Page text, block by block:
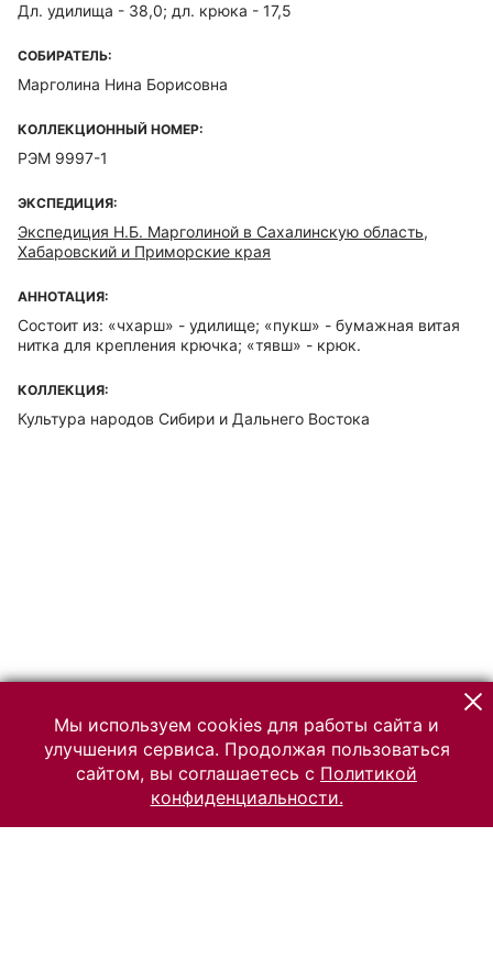
Дл. удилища - 38,0; дл. крюка - 17,5
СОБИРАТЕЛЬ:
Марголина Нина Борисовна
КОЛЛЕКЦИОННЫЙ НОМЕР:
РЭМ 9997-1
ЭКСПЕДИЦИЯ:
Экспедиция Н.Б. Марголиной в Сахалинскую область,
Хабаровский и Приморские края
АННОТАЦИЯ:
Состоит из: «чхарш» - удилище; «пукш» - бумажная витая
нитка для крепления крючка; «тявш» - крюк.
КОЛЛЕКЦИЯ:
Культура народов Сибири и Дальнего Востока
Мы используем cookies для работы сайта и
улучшения сервиса. Продолжая пользоваться
сайтом, вы соглашаетесь с Политикой
конфиденциальности.